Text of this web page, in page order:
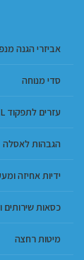
אביזרי הגנה
סדי מנוחה
עזרים לתפקוד ADL
הגבהות לאסלה
ידיות אחיזה
כסאות שירותים
מיטות רחצה